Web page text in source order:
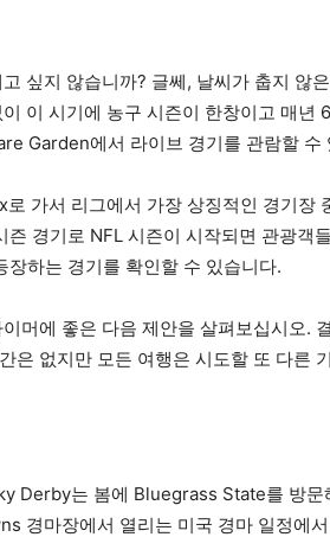
싶지 않습니까? 글쎄, 날씨가 춥지 않
이 시기에 농구 시즌이 한창이고 매년
Garden에서 라이브 경기를 관람할 수
가서 리그에서 가장 상징적인 경기장
즌 경기로 NFL 시즌이 시작되면 관광객
하는 경기를 확인할 수 있습니다.
머에 좋은 다음 제안을 살펴보십시오.
은 없지만 모든 여행은 시도할 또 다른
Derby는 봄에 Bluegrass State를 방문
경마장에서 열리는 미국 경마 일정에